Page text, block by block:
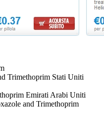
Trimethoprim Stati Uniti
Emirati Arabi Uniti
and Trimethoprim